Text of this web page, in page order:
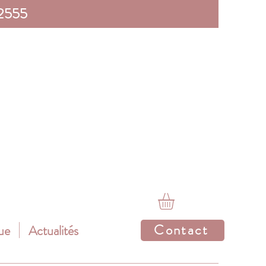
Actualités Contact